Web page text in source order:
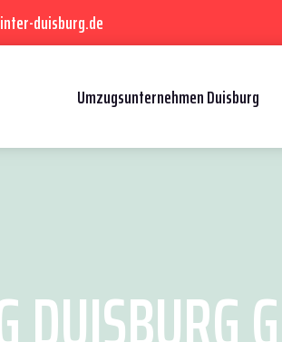
duisburg.de
Umzugsunternehmen Duisburg